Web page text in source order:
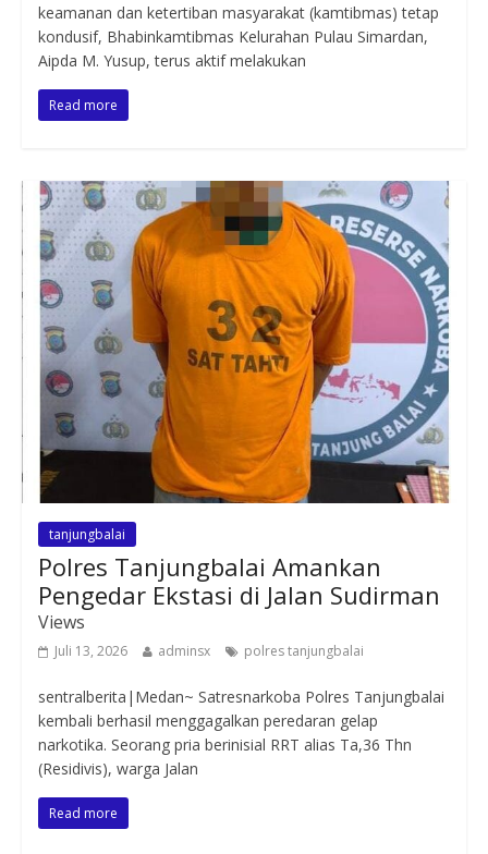
keamanan dan ketertiban masyarakat (kamtibmas) tetap
kondusif, Bhabinkamtibmas Kelurahan Pulau Simardan,
Aipda M. Yusup, terus aktif melakukan
Read more
tanjungbalai
Polres Tanjungbalai Amankan
Pengedar Ekstasi di Jalan Sudirman
Views
Juli 13, 2026 adminsx polres tanjungbalai
sentralberita|Medan~ Satresnarkoba Polres Tanjungbalai
kembali berhasil menggagalkan peredaran gelap
narkotika. Seorang pria berinisial RRT alias Ta,36 Thn
(Residivis), warga Jalan
Read more